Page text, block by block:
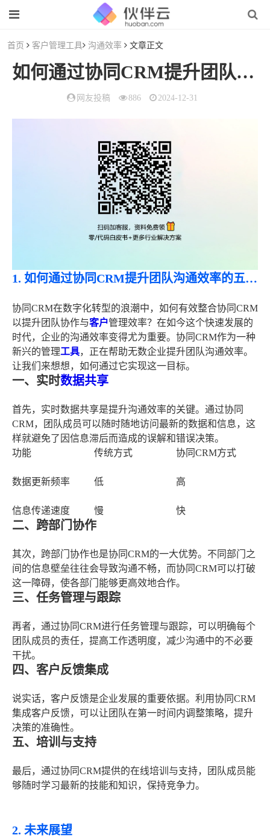
首页 客户管理工具 沟通效率 文章正文
如何通过协同CRM提升团队
沟
网友投稿 886 2024-12-31
1. 如何通过协同CRM提升团队沟通效率的五个方法
协同CRM在数字化转型的浪潮中，如何有效整合协同CRM
以提升团队协作与客户管理效率？在如今这个快速发展的
时代，企业的沟通效率变得尤为重要。协同CRM作为一种
新兴的管理工具，正在帮助无数企业提升团队沟通效率。
让我们来想想，如何通过它实现这一目标。
一、实时数据共享
首先，实时数据共享是提升沟通效率的关键。通过协同
CRM，团队成员可以随时随地访问最新的数据和信息，这
样就避免了因信息滞后而造成的误解和错误决策。
功能
传统方式 协同CRM方式
数据更新频率 低 高
信息传递速度 慢 快
二、跨部门协作
其次，跨部门协作也是协同CRM的一大优势。不同部门之
间的信息壁垒往往会导致沟通不畅，而协同CRM可以打破
这一障碍，使各部门能够更高效地合作。
三、任务管理与跟踪
再者，通过协同CRM进行任务管理与跟踪，可以明确每个
团队成员的责任，提高工作透明度，减少沟通中的不必要
干扰。
四、客户反馈集成
说实话，客户反馈是企业发展的重要依据。利用协同CRM
集成客户反馈，可以让团队在第一时间内调整策略，提升
决策的准确性。
五、培训与支持
最后，通过协同CRM提供的在线培训与支持，团队成员能
够随时学习最新的技能和知识，保持竞争力。
2. 未来展望